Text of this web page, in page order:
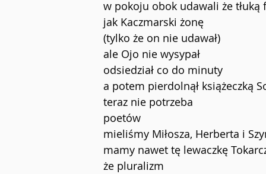
w pokoju obok udawali że tłuką
jak Kaczmarski żonę
(tylko że on nie udawał)
ale Ojo nie wysypał
odsiedział co do minuty
a potem pierdolnął książeczką
teraz nie potrzeba
poetów
mieliśmy Miłosza, Herberta i
mamy nawet tę lewaczkę
że pluralizm